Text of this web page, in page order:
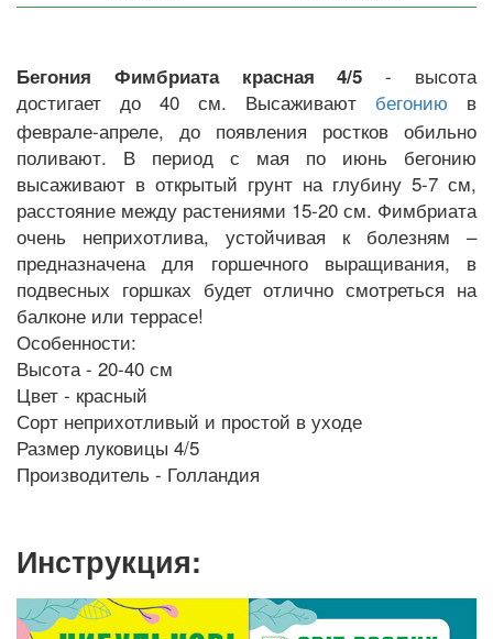
Бегония Фимбриата красная 4/5 - высота
достигает до 40 см. Высаживают
бегонию
в
феврале-апреле, до появления ростков обильно
поливают. В период с мая по июнь бегонию
высаживают в открытый грунт на глубину 5-7 см,
расстояние между растениями 15-20 см. Фимбриата
очень неприхотлива, устойчивая к болезням –
предназначена для горшечного выращивания, в
подвесных горшках будет отлично смотреться на
балконе или террасе!
Особенности:
Высота - 20-40 см
Цвет - красный
Сорт неприхотливый и простой в уходе
Размер луковицы 4/5
Производитель - Голландия
Инструкция: